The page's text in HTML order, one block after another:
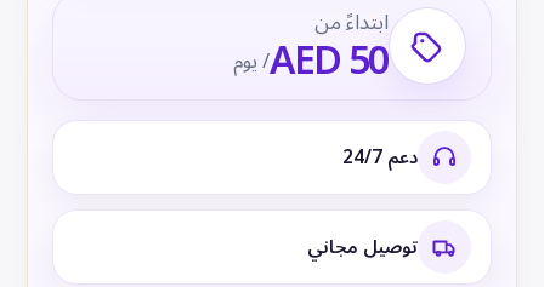
ابتداءً من
AED 50/ يوم
دعم 24/7
توصيل مجاني